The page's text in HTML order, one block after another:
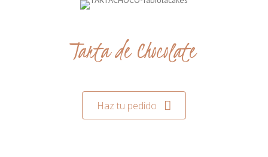
Tarta de Chocolate
Haz tu pedido